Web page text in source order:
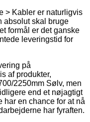
> Kabler er naturligvis
absolut skal bruge
formål er det ganske
leveringstid for
på
af produkter,
2250mm Sølv, men
end et nøjagtigt
har en chance for at nå
har fyraften.